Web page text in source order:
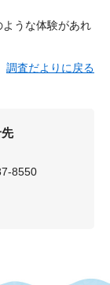
うな体験があれ
調査だよりに戻る
8550